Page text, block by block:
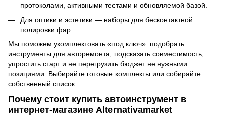
протоколами, активными тестами и обновляемой базой.
Для оптики и эстетики — наборы для бесконтактной
полировки фар.
Мы поможем укомплектовать «под ключ»: подобрать
инструменты для авторемонта, подсказать совместимость,
упростить старт и не перегрузить бюджет не нужными
позициями. Выбирайте готовые комплекты или собирайте
собственный список.
Почему стоит купить автоинструмент в
интернет-магазине Alternativamarket